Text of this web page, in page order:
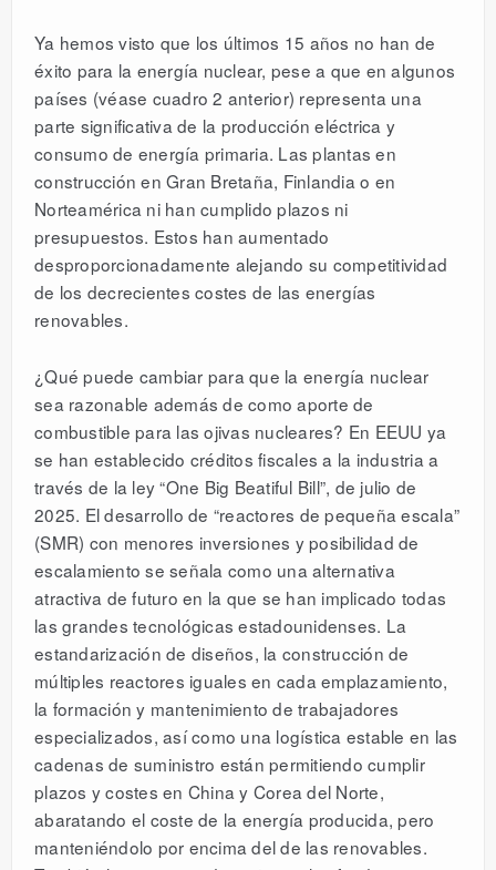
Ya hemos visto que los últimos 15 años no han de
éxito para la energía nuclear, pese a que en algunos
países (véase cuadro 2 anterior) representa una
parte significativa de la producción eléctrica y
consumo de energía primaria. Las plantas en
construcción en Gran Bretaña, Finlandia o en
Norteamérica ni han cumplido plazos ni
presupuestos. Estos han aumentado
desproporcionadamente alejando su competitividad
de los decrecientes costes de las energías
renovables.
¿Qué puede cambiar para que la energía nuclear
sea razonable además de como aporte de
combustible para las ojivas nucleares? En EEUU ya
se han establecido créditos fiscales a la industria a
través de la ley “One Big Beatiful Bill”, de julio de
2025. El desarrollo de “reactores de pequeña escala”
(SMR) con menores inversiones y posibilidad de
escalamiento se señala como una alternativa
atractiva de futuro en la que se han implicado todas
las grandes tecnológicas estadounidenses. La
estandarización de diseños, la construcción de
múltiples reactores iguales en cada emplazamiento,
la formación y mantenimiento de trabajadores
especializados, así como una logística estable en las
cadenas de suministro están permitiendo cumplir
plazos y costes en China y Corea del Norte,
abaratando el coste de la energía producida, pero
manteniéndolo por encima del de las renovables.